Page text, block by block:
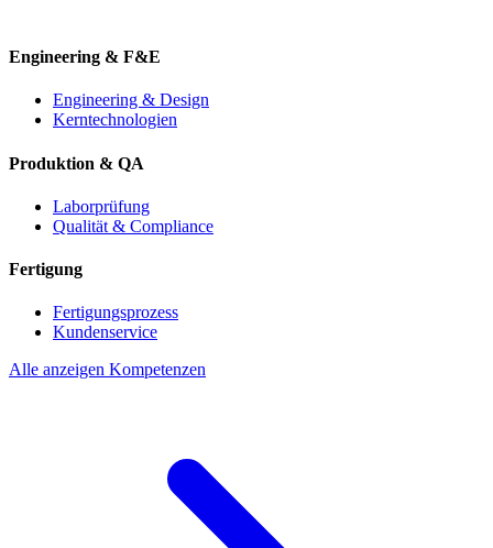
Engineering & F&E
Engineering & Design
Kerntechnologien
Produktion & QA
Laborprüfung
Qualität & Compliance
Fertigung
Fertigungsprozess
Kundenservice
Alle anzeigen Kompetenzen